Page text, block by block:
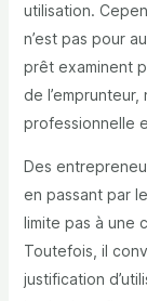
utilisation.
n’est pas pour
prêt examinent
de
professionnelle
Des
en passant par
limite pas à une
Toutefois, il
justification